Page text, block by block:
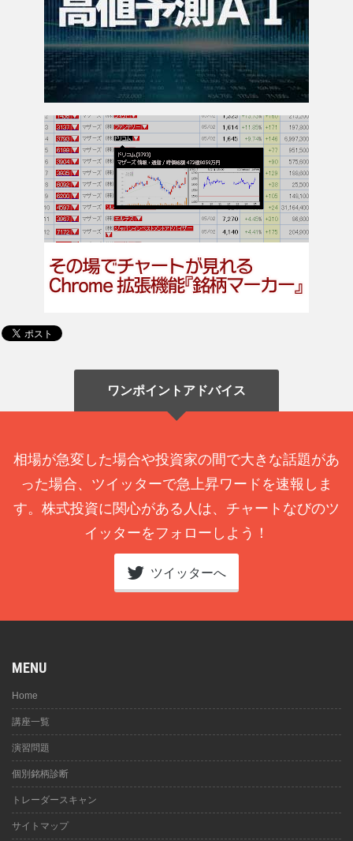
ワンポイントアドバイス
相場が急変した場合や投資家の間で大きな話題があ
った場合、ツイッターで急上昇ワードを速報しま
す。株式投資に関心がある人は、チャートなびのツ
イッターをフォローしよう！
ツイッターへ
MENU
Home
講座一覧
演習問題
個別銘柄診断
トレーダースキャン
サイトマップ